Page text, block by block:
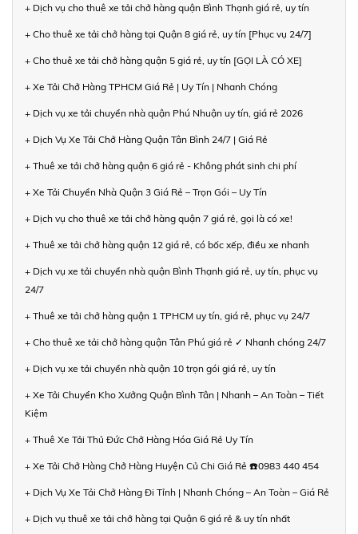
+ Dịch vụ cho thuê xe tải chở hàng quận Bình Thạnh giá rẻ, uy tín
+ Cho thuê xe tải chở hàng tại Quận 8 giá rẻ, uy tín [Phục vụ 24/7]
+ Cho thuê xe tải chở hàng quận 5 giá rẻ, uy tín [GỌI LÀ CÓ XE]
+ Xe Tải Chở Hàng TPHCM Giá Rẻ | Uy Tín | Nhanh Chóng
+ Dịch vụ xe tải chuyển nhà quận Phú Nhuận uy tín, giá rẻ 2026
+ Dịch Vụ Xe Tải Chở Hàng Quận Tân Bình 24/7 | Giá Rẻ
+ Thuê xe tải chở hàng quận 6 giá rẻ - Không phát sinh chi phí
+ Xe Tải Chuyển Nhà Quận 3 Giá Rẻ – Trọn Gói – Uy Tín
+ Dịch vụ cho thuê xe tải chở hàng quận 7 giá rẻ, gọi là có xe!
+ Thuê xe tải chở hàng quận 12 giá rẻ, có bốc xếp, điều xe nhanh
+ Dịch vụ xe tải chuyển nhà quận Bình Thạnh giá rẻ, uy tín, phục vụ
24/7
+ Thuê xe tải chở hàng quận 1 TPHCM uy tín, giá rẻ, phục vụ 24/7
+ Cho thuê xe tải chở hàng quận Tân Phú giá rẻ ✓ Nhanh chóng 24/7
+ Dịch vụ xe tải chuyển nhà quận 10 trọn gói giá rẻ, uy tín
+ Xe Tải Chuyển Kho Xưởng Quận Bình Tân | Nhanh – An Toàn – Tiết
Kiệm
+ Thuê Xe Tải Thủ Đức Chở Hàng Hóa Giá Rẻ Uy Tín
+ Xe Tải Chở Hàng Chở Hàng Huyện Củ Chi Giá Rẻ ☎️0983 440 454
+ Dịch Vụ Xe Tải Chở Hàng Đi Tỉnh | Nhanh Chóng – An Toàn – Giá Rẻ
+ Dịch vụ thuê xe tải chở hàng tại Quận 6 giá rẻ & uy tín nhất